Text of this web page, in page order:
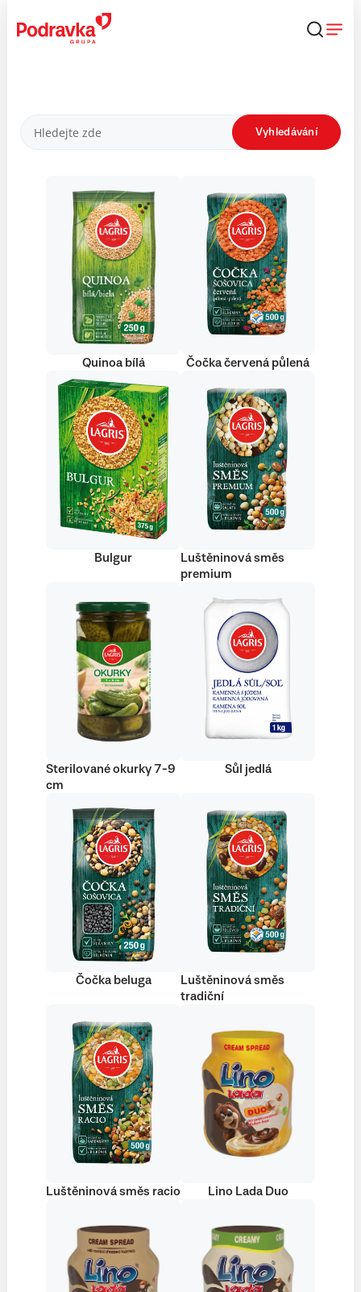
obsahu
Produkty Vyhledávání
Quinoa bílá Čočka červená půlená
Bulgur
Luštěninová směs
premium
Sterilované okurky 7-9
cm
Sůl jedlá
Čočka beluga
Luštěninová směs
tradiční
Luštěninová směs racio Lino Lada Duo